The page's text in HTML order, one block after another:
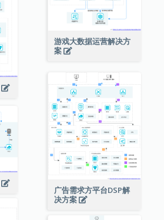
游戏大数据运营解决方
案
广告需求方平台DSP解
决方案